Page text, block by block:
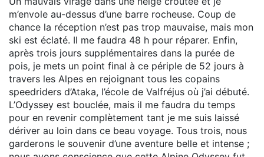
m’envole au-dessus d’une barre rocheuse. Coup de
chance la réception n’est pas trop mauvaise, mais mon
ski est éclaté. Il me faudra 48 h pour réparer. Enfin,
après trois jours supplémentaires dans la purée de
pois, je mets un point final à ce périple de 52 jours à
travers les Alpes en rejoignant tous les copains
speedriders d’Ataka, l’école de Valfréjus où j’ai débuté.
L’Odyssey est bouclée, mais il me faudra du temps
pour en revenir complètement tant je me suis laissé
dériver au loin dans ce beau voyage. Tous trois, nous
garderons le souvenir d’une aventure belle et intense ;